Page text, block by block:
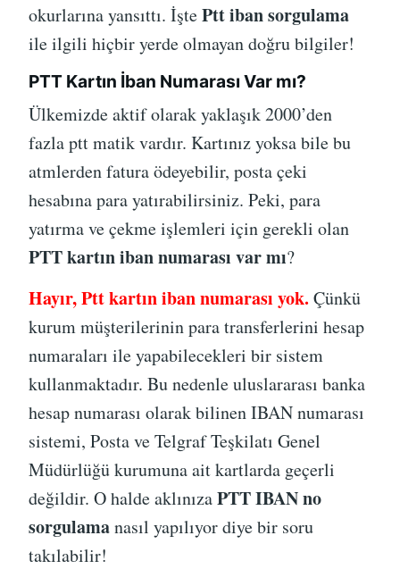
okurlarına yansıttı. İştePtt iban sorgulama
ile ilgili hiçbir yerde olmayan doğru bilgiler!
PTT Kartın İban Numarası Var mı?
Ülkemizde aktif olarak yaklaşık 2000’den
fazla ptt matik vardır. Kartınız yoksa bile bu
atmlerden fatura ödeyebilir, posta çeki
hesabına para yatırabilirsiniz. Peki, para
yatırma ve çekme işlemleri için gerekli olan
PTT kartın iban numarası var mı?
Hayır, Ptt kartın iban numarası yok. Çünkü
kurum müşterilerinin para transferlerini hesap
numaraları ile yapabilecekleri bir sistem
kullanmaktadır. Bu nedenle uluslararası banka
hesap numarası olarak bilinen IBAN numarası
sistemi, Posta ve Telgraf Teşkilatı Genel
Müdürlüğü kurumuna ait kartlarda geçerli
değildir. O halde aklınızaPTT IBAN no
sorgulamanasıl yapılıyor diye bir soru
takılabilir!